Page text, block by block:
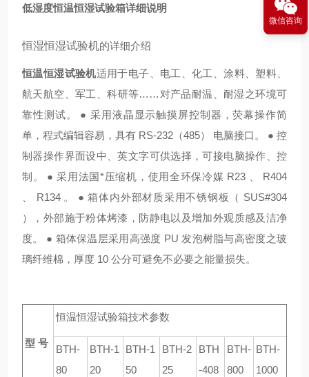
低湿度恒温恒湿试验箱详细说明
恒湿恒湿试验机的详细介绍
恒温恒湿试验机适用于电子、电工、化工、涂料、塑料、
航天航空、军工、科研等……对产品耐温、耐湿之环境可
靠性测试。 ● 采用液晶显示触摸屏控制器，荧幕操作简
单，程式编辑容易，具有 RS-232（485） 电脑接口。 ● 控
制器操作界面设中、英文字可供选择，可接电脑操作、控
制。 ● 采用法国*压缩机，使用全环保冷媒 R23 、 R404
、 R134 。 ● 箱体内外部材质采用不锈钢板（ SUS#304
），外部施于粉体烤漆，防静电以及增加外观质感及洁净
度。 ● 箱体保温层采用高强度 PU 发泡树脂与高密度之玻
璃纤维棉，厚度 10 公分可避免不必要之能量损失。
型 号
恒温恒湿试验箱技术参数
BTH-
80
BTH-1
20
BTH-1
50
BTH-2
25
BTH
-408
BTH-
800
BTH-
1000
微信咨询